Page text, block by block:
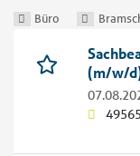
Büro
(m/w/